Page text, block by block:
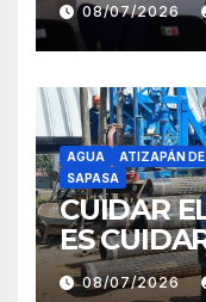
FEDERAL
08/07/2026
AGUA ATIZAPÁN
SAPASA
CUIDAR
ES
69 MDP
08/07/2026